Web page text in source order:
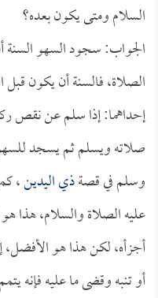
السلام ومتى يكون بعده؟
الجواب: سجود السهو السنة
الصلاة، فالسنة أن يكون قبل
إحداهما: إذا سلم عن نقص
صلاته ويسلم ثم يسجد
وسلم في قصةذي اليدين،
عليه الصلاة والسلام، هذا
أجزأه، لكن هذا هو
أو تنبه وقضى ما عليه فإنه